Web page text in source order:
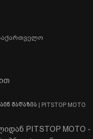
მაღაზია | PITSTOP MOTO
PITSTOP MOTO -